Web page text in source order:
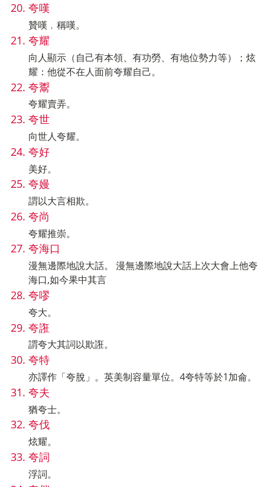
夸嘆
贊嘆﹐稱嘆。
夸耀
向人顯示（自己有本領、有功勞、有地位勢力等）；炫
耀：他從不在人面前夸耀自己。
夸鬻
夸耀賣弄。
夸世
向世人夸耀。
夸好
美好。
夸嫚
謂以大言相欺。
夸尚
夸耀推崇。
夸海口
漫無邊際地說大話。 漫無邊際地說大話上次大會上他夸
海口,如今果中其言
夸嘐
夸大。
夸誑
謂夸大其詞以欺誑。
夸特
亦譯作「夸脫」。英美制容量單位。4夸特等於1加侖。
夸夫
猶夸士。
夸伐
炫耀。
夸詞
浮詞。